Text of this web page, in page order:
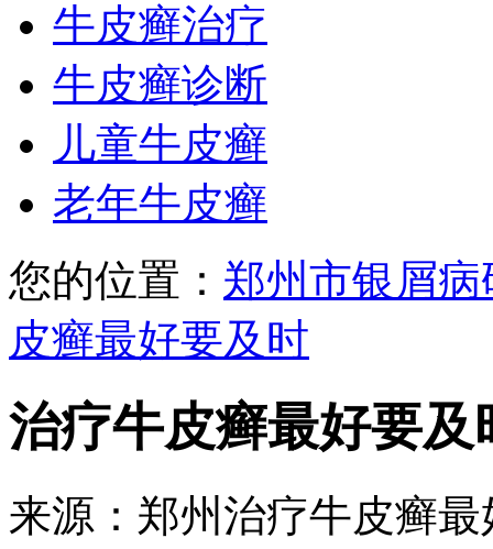
牛皮癣治疗
牛皮癣诊断
儿童牛皮癣
老年牛皮癣
您的位置： 郑州市银屑病
皮癣最好要及时
治疗牛皮癣最好要及
来源：郑州治疗牛皮癣